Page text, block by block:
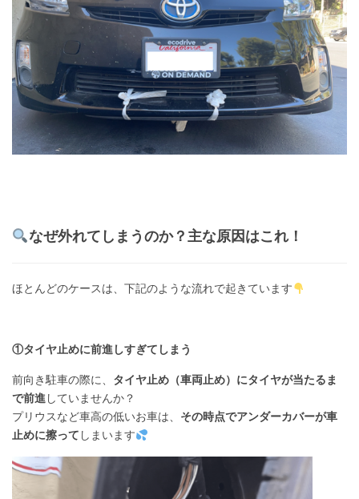
なぜ外れてしまうのか？主な原因はこれ！
ほとんどのケースは、下記のような流れで起きています
①タイヤ止めに前進しすぎてしまう
前向き駐車の際に、 タイヤ止め（車両止め）にタイヤが当たるま
で前進していませんか？
プリウスなど車高の低いお車は、 その時点でアンダーカバーが車
止めに擦って しまいます